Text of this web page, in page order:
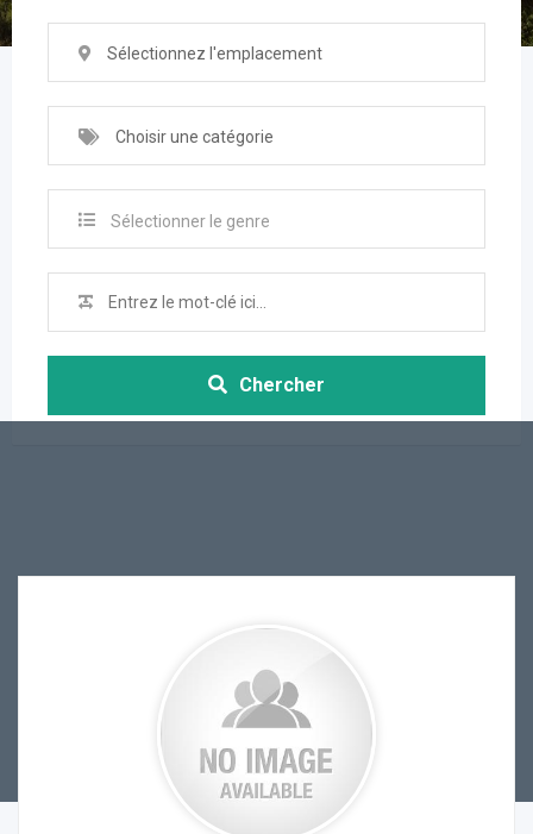
Sélectionnez l'emplacement
Choisir une catégorie
Sélectionner le genre
Chercher